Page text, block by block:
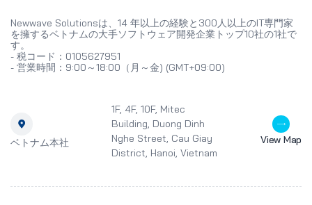
Newwave Solutionsは、14 年以上の経験と300人以上のIT専門家
を擁するベトナムの大手ソフトウェア開発企業トップ10社の1社で
す。
- 税コード：0105627951
- 営業時間：9:00～18:00（月～金) (GMT+09:00)
ベトナム本社
1F, 4F, 10F, Mitec
Building, Duong Dinh
Nghe Street, Cau Giay
District, Hanoi, Vietnam
View Map